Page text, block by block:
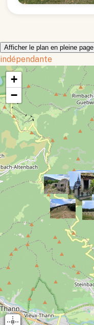
Afficher le plan en pleine page
indépendante